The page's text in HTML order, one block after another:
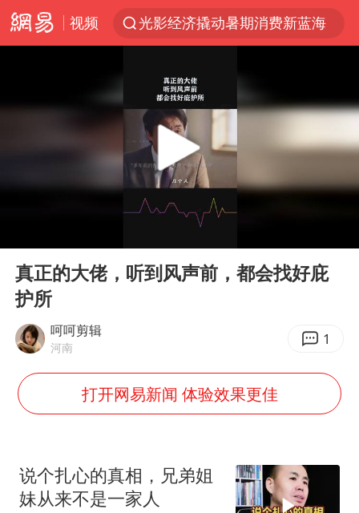
视频
光影经济撬动暑期消费新蓝海
上四休三，但降薪1000元，你接受吗？
央视新主播李秋莹孙亚鹏亮相
情侣平潭拍日出坠崖1死1伤
台当局重金为“台独”织“皇帝新衣”
酒店回应车内过夜被收150元
杭州全市有序停课
Play
真正的大佬，听到风声前，都会找好庇
护所
呵呵剪辑
河南 1
打开网易新闻 体验效果更佳
说个扎心的真相，兄弟姐
妹从来不是一家人